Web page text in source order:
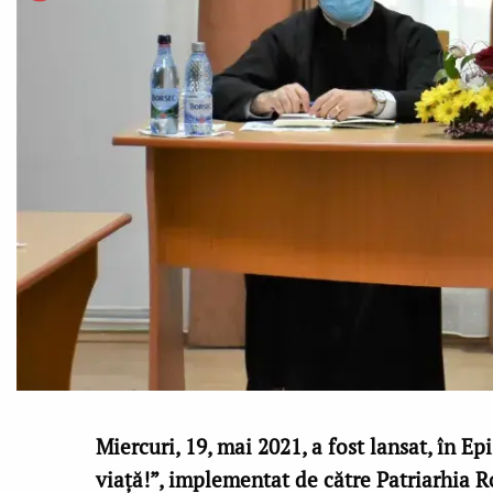
Miercuri, 19, mai 2021, a fost lansat, în
viață!”, implementat de către Patriarhia